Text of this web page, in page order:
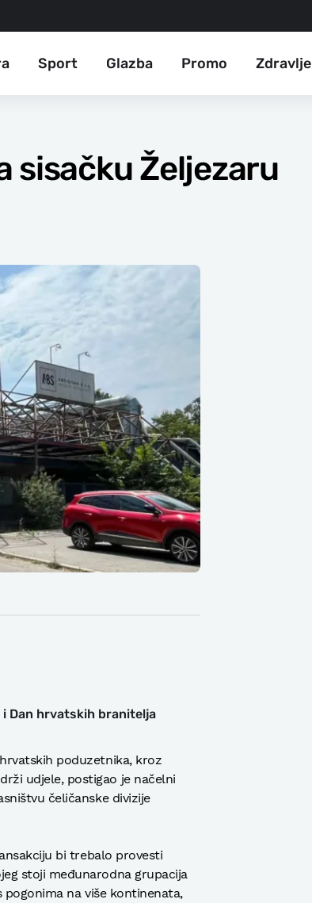
Sport Glazba Promo Zdravlje
sisačku Željezaru
i Dan hrvatskih branitelja
poduzetnika, kroz
udjele, postigao je načelni
čeličanske divizije
bi trebalo provesti
stoji međunarodna grupacija
na više kontinenata,